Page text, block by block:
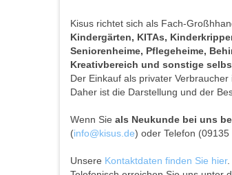
Kisus richtet sich als Fach-
Kindergärten, KITAs,
Seniorenheime, Pflegeheime,
Kreativbereich und sonstige
Der Einkauf als privater Verbraucher
Daher ist die Darstellung und der
Wenn Sie als Neukunde bei uns
(info@kisus.de) oder Telefon
Unsere Kontaktdaten finden Sie hier.